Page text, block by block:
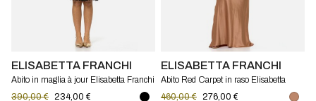
ELISABETTA FRANCHI
Abito in maglia à jour Elisabetta Franchi
390,00 € 234,00 €
ELISABETTA FRANCHI
Abito Red Carpet in raso Elisabetta
Franchi
460,00 € 276,00 €